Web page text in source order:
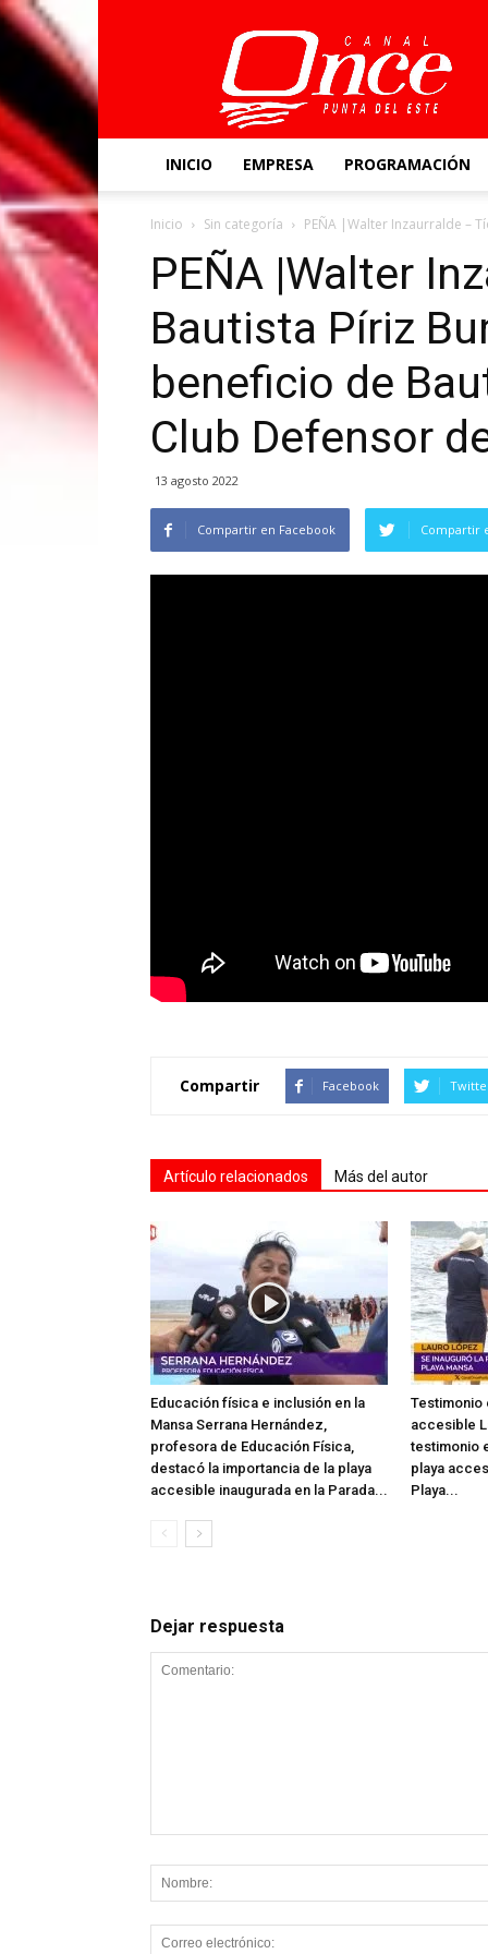
Canal
Once
INICIO EMPRESA PROGRAMACIÓN
Inicio Sin categoría PEÑA |Walter Inzaurralde –
PEÑA |Walter
Bautista Píriz
beneficio de
Club Defensor
13 agosto 2022
Compartir en Facebook Compartir
Compartir Facebook
Artículo relacionados Más del autor
Educación física e inclusión en la
Mansa Serrana Hernández,
profesora de Educación Física,
destacó la importancia de la playa
accesible inaugurada en la Parada...
Testimonio
accesible
testimonio
playa
Playa...
Dejar respuesta